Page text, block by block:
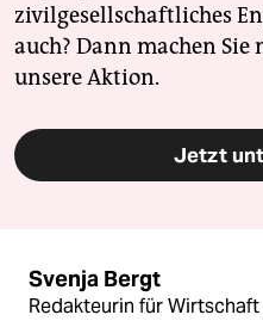
zivilgesellschaftliches
auch? Dann machen
unsere Aktion.
Jetzt
Svenja Bergt
Redakteurin für